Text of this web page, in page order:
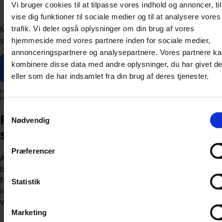
Vi bruger cookies til at tilpasse vores indhold og annoncer,
vise dig funktioner til sociale medier og til at analysere vores
trafik. Vi deler også oplysninger om din brug af vores
hjemmeside med vores partnere inden for sociale medier,
annonceringspartnere og analysepartnere. Vores partnere
kombinere disse data med andre oplysninger, du har givet
eller som de har indsamlet fra din brug af deres tjenester.
Nødvendig
Præferencer
Statistik
Marketing
kan begynde at investere.
Nordnet tilbyder forskellige designs, der passer til
studentergaven – fra klassisk til festligt.
Giv aktier i studentergave på Nordnet ↗
Finansielle instrumenter kan både stige og falde i værdi. Der er en risiko for, at du ikke får de
investerede penge tilbage.
Fordelene ved at give aktier i
studentergave
At give aktier i studentergave er ikke kun en unik og
betænksom gaveidé, men også en investering i studentens
fremtid. Gaven giver studenten mulighed for at lære om
investeringer og finansiel planlægning, mens opsparingen
vokser.